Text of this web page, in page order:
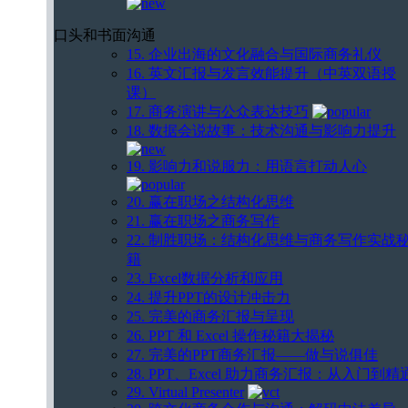
口头和书面沟通
15. 企业出海的文化融合与国际商务礼仪
16. 英文汇报与发言效能提升（中英双语授
课）
17. 商务演讲与公众表达技巧
18. 数据会说故事：技术沟通与影响力提升
19. 影响力和说服力：用语言打动人心
20. 赢在职场之结构化思维
21. 赢在职场之商务写作
22. 制胜职场：结构化思维与商务写作实战
籍
23. Excel数据分析和应用
24. 提升PPT的设计冲击力
25. 完美的商务汇报与呈现
26. PPT 和 Excel 操作秘籍大揭秘
27. 完美的PPT商务汇报——做与说俱佳
28. PPT、Excel 助力商务汇报：从入门到精
29. Virtual Presenter